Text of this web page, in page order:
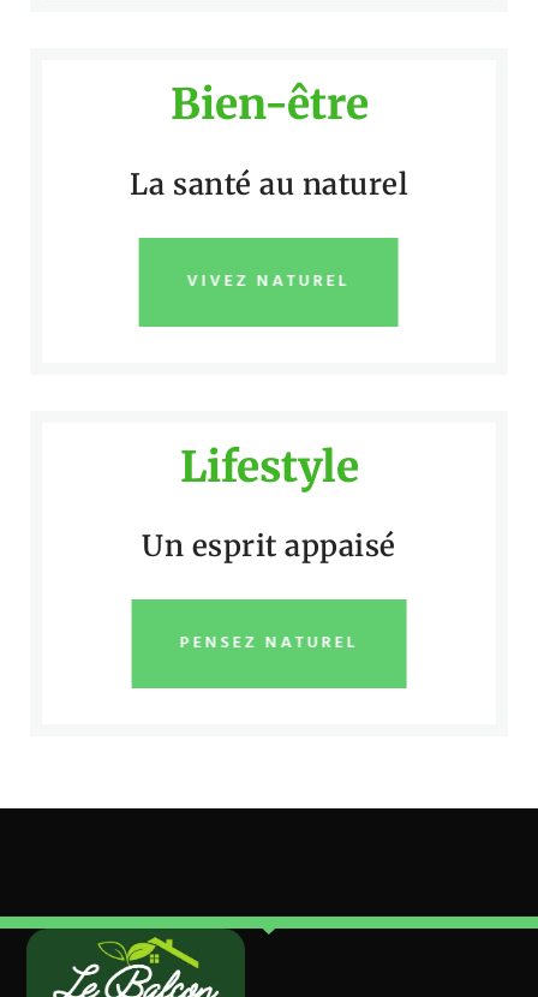
Bien-être
La santé au naturel
VIVEZ NATUREL
Lifestyle
Un esprit appaisé
PENSEZ NATUREL